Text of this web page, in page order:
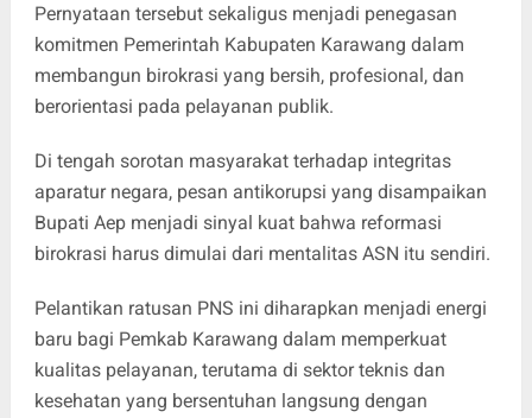
Pernyataan tersebut sekaligus menjadi penegasan
komitmen Pemerintah Kabupaten Karawang dalam
membangun birokrasi yang bersih, profesional, dan
berorientasi pada pelayanan publik.
Di tengah sorotan masyarakat terhadap integritas
aparatur negara, pesan antikorupsi yang disampaikan
Bupati Aep menjadi sinyal kuat bahwa reformasi
birokrasi harus dimulai dari mentalitas ASN itu sendiri.
Pelantikan ratusan PNS ini diharapkan menjadi energi
baru bagi Pemkab Karawang dalam memperkuat
kualitas pelayanan, terutama di sektor teknis dan
kesehatan yang bersentuhan langsung dengan